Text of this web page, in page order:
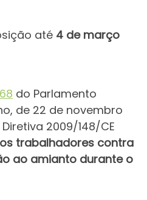
até 4 de março
do Parlamento
de 22 de novembro
2009/148/CE
trabalhadores contra
ao amianto durante o